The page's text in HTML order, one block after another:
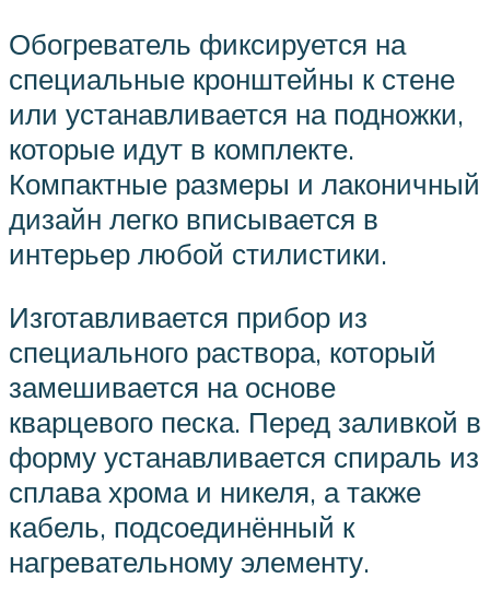
Обогреватель фиксируется на
специальные кронштейны к стене
или устанавливается на подножки,
которые идут в комплекте.
Компактные размеры и лаконичный
дизайн легко вписывается в
интерьер любой стилистики.
Изготавливается прибор из
специального раствора, который
замешивается на основе
кварцевого песка. Перед заливкой в
форму устанавливается спираль из
сплава хрома и никеля, а также
кабель, подсоединённый к
нагревательному элементу.